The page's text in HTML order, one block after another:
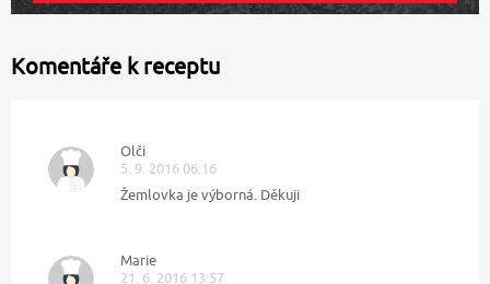
Komentáře k receptu
Olči
5. 9. 2016 06:16
Žemlovka je výborná. Děkuji
Marie
21. 6. 2016 13:57